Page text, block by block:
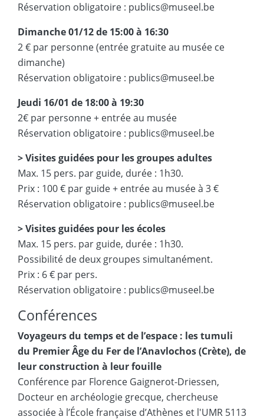
Réservation obligatoire : publics@museel.be
Dimanche 01/12 de 15:00 à 16:30
2 € par personne (entrée gratuite au musée ce
dimanche)
Réservation obligatoire : publics@museel.be
Jeudi 16/01 de 18:00 à 19:30
2€ par personne + entrée au musée
Réservation obligatoire : publics@museel.be
> Visites guidées pour les groupes adultes
Max. 15 pers. par guide, durée : 1h30.
Prix : 100 € par guide + entrée au musée à 3 €
Réservation obligatoire : publics@museel.be
> Visites guidées pour les écoles
Max. 15 pers. par guide, durée : 1h30.
Possibilité de deux groupes simultanément.
Prix : 6 € par pers.
Réservation obligatoire : publics@museel.be
Conférences
Voyageurs du temps et de l’espace : les tumuli
du Premier Âge du Fer de l’Anavlochos (Crète), de
leur construction à leur fouille
Conférence par Florence Gaignerot-Driessen,
Docteur en archéologie grecque, chercheuse
associée à l’École française d’Athènes et l'UMR 5113